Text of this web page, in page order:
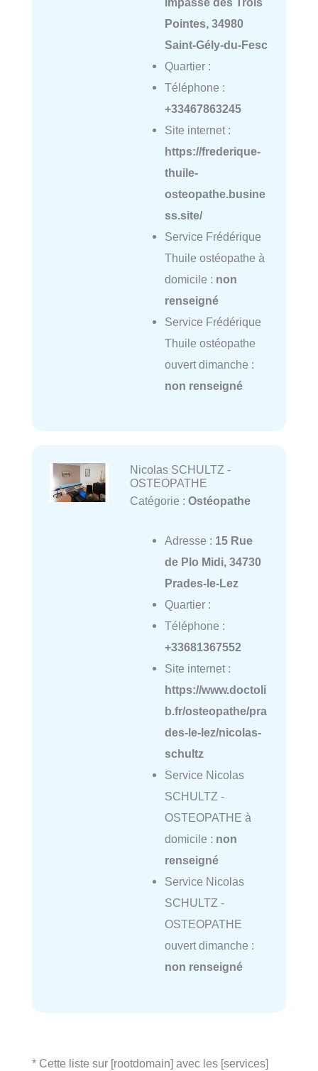
Pointes, 34980
Saint-Gély-du-Fesc
Quartier :
Téléphone :
+33467863245
Site internet :
https://frederique-
thuile-
osteopathe.busine
ss.site/
Service Frédérique
Thuile ostéopathe à
domicile : non
renseigné
Service Frédérique
Thuile ostéopathe
ouvert dimanche :
non renseigné
Nicolas SCHULTZ -
OSTEOPATHE
Catégorie : Ostéopathe
Adresse : 15 Rue
de Plo Midi, 34730
Prades-le-Lez
Quartier :
Téléphone :
+33681367552
Site internet :
https://www.doctoli
b.fr/osteopathe/pra
des-le-lez/nicolas-
schultz
Service Nicolas
SCHULTZ -
OSTEOPATHE à
domicile : non
renseigné
Service Nicolas
SCHULTZ -
OSTEOPATHE
ouvert dimanche :
non renseigné
* Cette liste sur [rootdomain] avec les [services]